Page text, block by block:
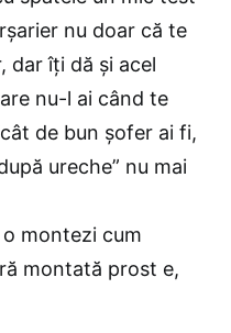
nu doar că te
dar îți dă și acel
nu-l ai când te
de bun șofer ai fi,
ureche” nu mai
montezi cum
montată prost e,